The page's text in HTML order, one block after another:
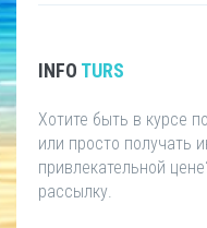
INFO TURS
Хотите быть в курсе
или просто получать
привлекательной
рассылку.